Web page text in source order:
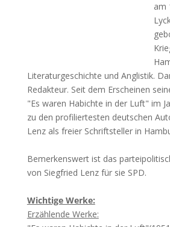
am
Literaturgeschichte und Anglistik.
Redakteur. Seit dem Erscheinen
"Es waren Habichte in der Luft" im
zu den profiliertesten deutschen
Lenz als freier Schriftsteller in
Bemerkenswert ist das
von Siegfried Lenz für sie SPD.
Wichtige Werke:
Erzählende Werke: